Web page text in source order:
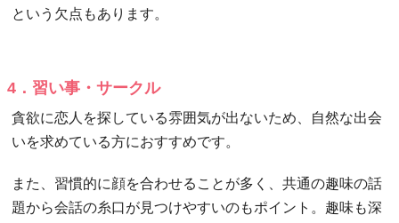
という欠点もあります。
4．習い事・サークル
貪欲に恋人を探している雰囲気が出ないため、自然な出会
いを求めている方におすすめです。
また、習慣的に顔を合わせることが多く、共通の趣味の話
題から会話の糸口が見つけやすいのもポイント。趣味も深